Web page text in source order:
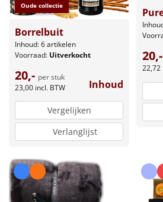
Oude collectie
Borrelbuit
Inhoud: 6 artikelen
Voorraad: Uitverkocht
20,- per stuk
23,00 incl. BTW Inhoud
Vergelijken
Verlanglijst
20,-
22,72